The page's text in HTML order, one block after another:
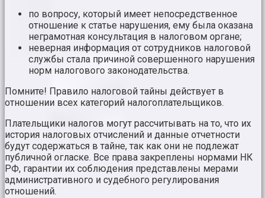
по вопросу, который имеет непосредственное
отношение к статье нарушения, ему была оказана
неграмотная консультация в налоговом органе;
неверная информация от сотрудников налоговой
службы стала причиной совершенного нарушения
норм налогового законодательства.
Помните! Правило налоговой тайны действует в
отношении всех категорий налогоплательщиков.
Плательщики налогов могут рассчитывать на то, что их
история налоговых отчислений и данные отчетности
будут содержаться в тайне, так как они не подлежат
публичной огласке. Все права закреплены нормами НК
РФ, гарантии их соблюдения представлены мерами
административного и судебного регулирования
отношений.